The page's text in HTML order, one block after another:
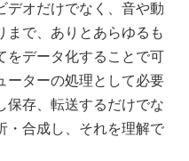
デオだけでなく、音や動
まで、ありとあらゆるも
をデータ化することで可
ーターの処理として必要
保存、転送するだけでな
・合成し、それを理解で